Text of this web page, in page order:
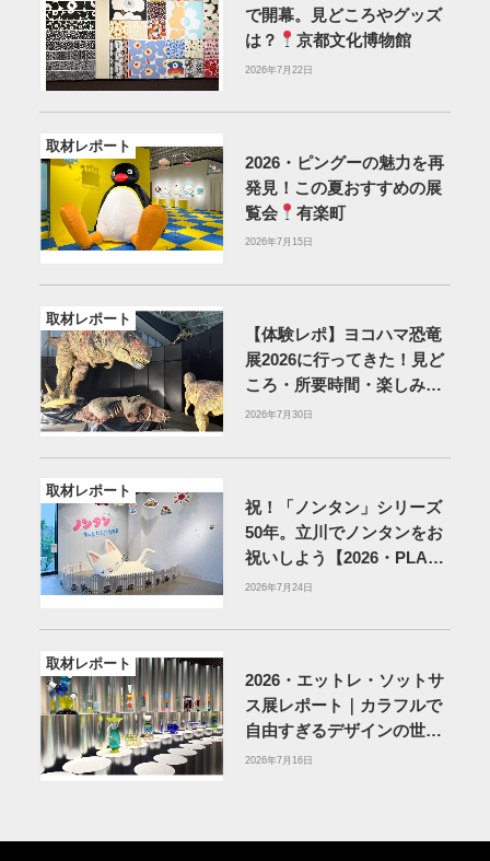
で開幕。見どころやグッズ
は？
京都文化博物館
2026年7月22日
取材レポート
2026・ピングーの魅力を再
発見！この夏おすすめの展
覧会
有楽町
2026年7月15日
取材レポート
【体験レポ】ヨコハマ恐竜
展2026に行ってきた！見ど
ころ・所要時間・楽しみ方
を紹介
2026年7月30日
取材レポート
祝！「ノンタン」シリーズ
50年。立川でノンタンをお
祝いしよう【2026・PLAY!
MUSEUM】
2026年7月24日
取材レポート
2026・エットレ・ソットサ
ス展レポート｜カラフルで
自由すぎるデザインの世界
を体験
2026年7月16日